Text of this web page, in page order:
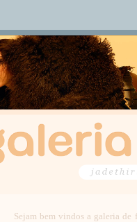
Sejam bem vindos a galeria de